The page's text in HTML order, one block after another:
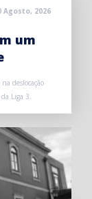
Agosto, 2026
um
deslocação
Liga 3.